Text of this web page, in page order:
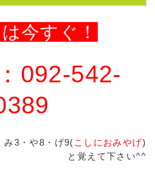
今すぐ！
092-542-
み3・や8・げ9( こしにおみやげ)
と覚えて下さい^^